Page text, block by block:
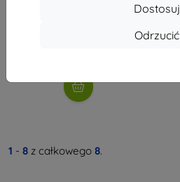
Dostosuj
Odrzucić
1 - 8 z całkowego 8.